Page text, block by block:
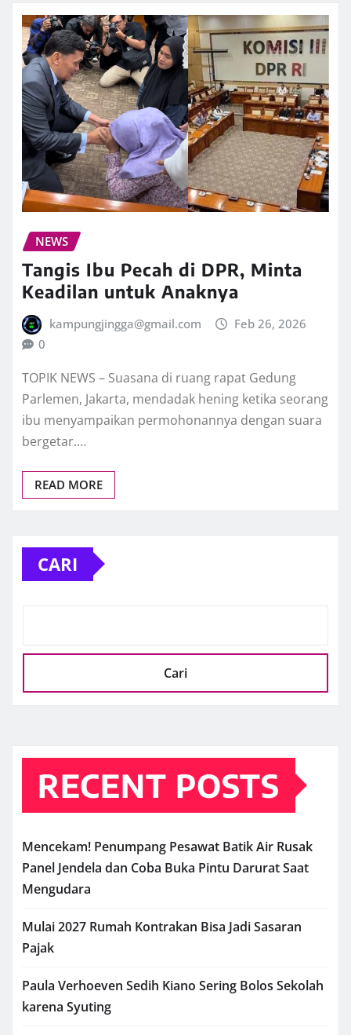
NEWS
Tangis Ibu Pecah di DPR, Minta
Keadilan untuk Anaknya
kampungjingga@gmail.com
Feb 26, 2026
0
TOPIK NEWS – Suasana di ruang rapat Gedung
Parlemen, Jakarta, mendadak hening ketika seorang
ibu menyampaikan permohonannya dengan suara
bergetar.…
READ MORE
CARI
Cari
RECENT POSTS
Mencekam! Penumpang Pesawat Batik Air Rusak
Panel Jendela dan Coba Buka Pintu Darurat Saat
Mengudara
Mulai 2027 Rumah Kontrakan Bisa Jadi Sasaran
Pajak
Paula Verhoeven Sedih Kiano Sering Bolos Sekolah
karena Syuting